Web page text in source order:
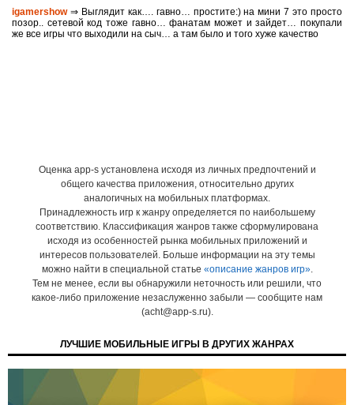
igamershow⇒ Выглядит как…. гавно… простите:) на мини 7 это просто
позор.. сетевой код тоже гавно… фанатам может и зайдет… покупали
же все игры что выходили на сыч… а там было и того хуже качество
Оценка app-s установлена исходя из личных предпочтений и
общего качества приложения, относительно других
аналогичных на мобильных платформах.
Принадлежность игр к жанру определяется по наибольшему
соответствию. Классификация жанров также сформулирована
исходя из особенностей рынка мобильных приложений и
интересов пользователей. Больше информации на эту темы
можно найти в специальной статье «описание жанров игр».
Тем не менее, если вы обнаружили неточность или решили, что
какое-либо приложение незаслуженно забыли — сообщите нам
(acht@app-s.ru).
ЛУЧШИЕ МОБИЛЬНЫЕ ИГРЫ В ДРУГИХ ЖАНРАХ